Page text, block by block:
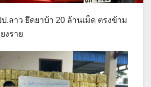
.ลาว ยึดยาบ้า 20 ล้านเม็ด ตรงข้าม
งราย